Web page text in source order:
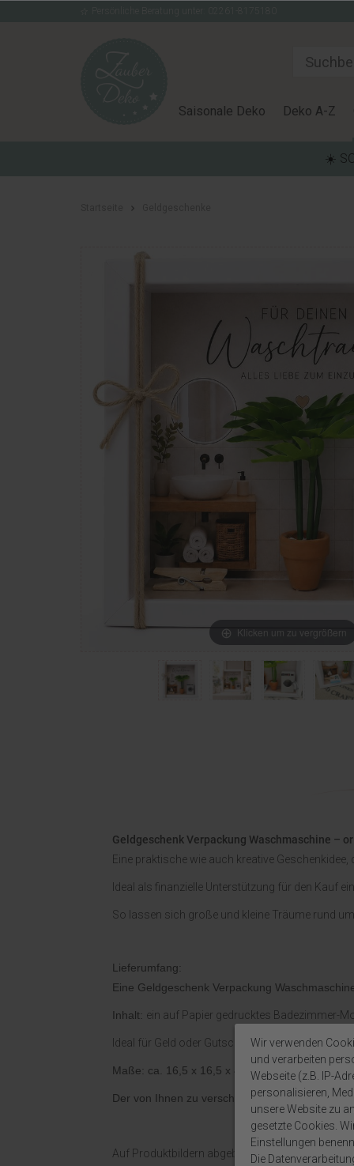
Saisonale Deko Deko A-Z
☀️
Klicken um zu vergrößern
Geldgeschenk Verpackung Waschmaschine –
Eine praktische wie auch kreative
Ideal als finanzielle Unterstützung für den Kauf
So lassen sich große und kleine Träume rund
Lieferumfang:
Eine Geldgeschenk Verpackung
Inhalt: ein auf Papier gedrucktes Badezimmer-
Ideal für Geld oder Gutschein für neue
Maße: ca. 16,5 x 16,5 x 4 cm
Der von Ihnen zu verschenkende Geldschein
Auf Produktbildern abgebildetes Zubehör sowie
Wir verwenden
und verarbeiten
Webseite (z.B. IP-
personalisieren,
unsere Website zu
gesetzte Cookies.
Einstellungen
Die